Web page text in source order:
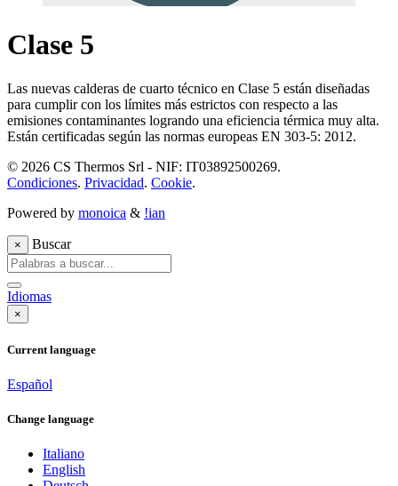
Clase 5
Las nuevas calderas de cuarto técnico en Clase 5 están diseñadas
para cumplir con los límites más estrictos con respecto a las
emisiones contaminantes logrando una eficiencia térmica muy alta.
Están certificadas según las normas europeas EN 303-5: 2012.
© 2026 CS Thermos Srl - NIF: IT03892500269.
Condiciones. Privacidad. Cookie.
Powered by monoica & !ian
× Buscar
Idiomas
×
Current language
Español
Change language
Italiano
English